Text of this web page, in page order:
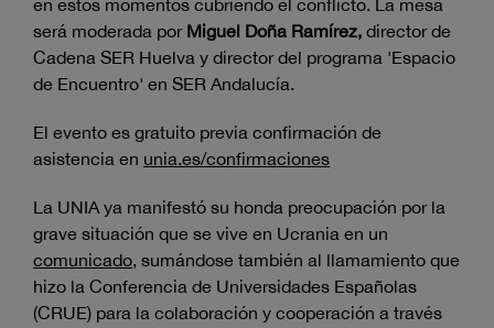
en estos momentos cubriendo el conflicto. La mesa
será moderada por Miguel Doña Ramírez, director de
Cadena SER Huelva y director del programa 'Espacio
de Encuentro' en SER Andalucía.
El evento es gratuito previa confirmación de
asistencia en unia.es/confirmaciones
La UNIA ya manifestó su honda preocupación por la
grave situación que se vive en Ucrania en un
comunicado, sumándose también al llamamiento que
hizo la Conferencia de Universidades Españolas
(CRUE) para la colaboración y cooperación a través